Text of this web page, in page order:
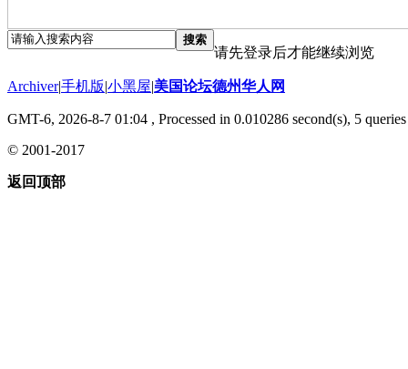
搜索
请先登录后才能继续浏览
Archiver|手机版|小黑屋|美国论坛德州华人网
GMT-6, 2026-8-7 01:04 , Processed in 0.010286 second(s), 5
© 2001-2017
返回顶部